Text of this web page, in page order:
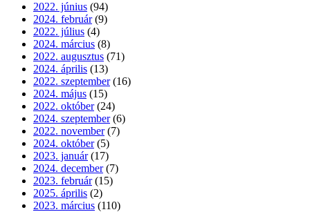
2022. június (94)
2024. február (9)
2022. július (4)
2024. március (8)
2022. augusztus (71)
2024. április (13)
2022. szeptember (16)
2024. május (15)
2022. október (24)
2024. szeptember (6)
2022. november (7)
2024. október (5)
2023. január (17)
2024. december (7)
2023. február (15)
2025. április (2)
2023. március (110)